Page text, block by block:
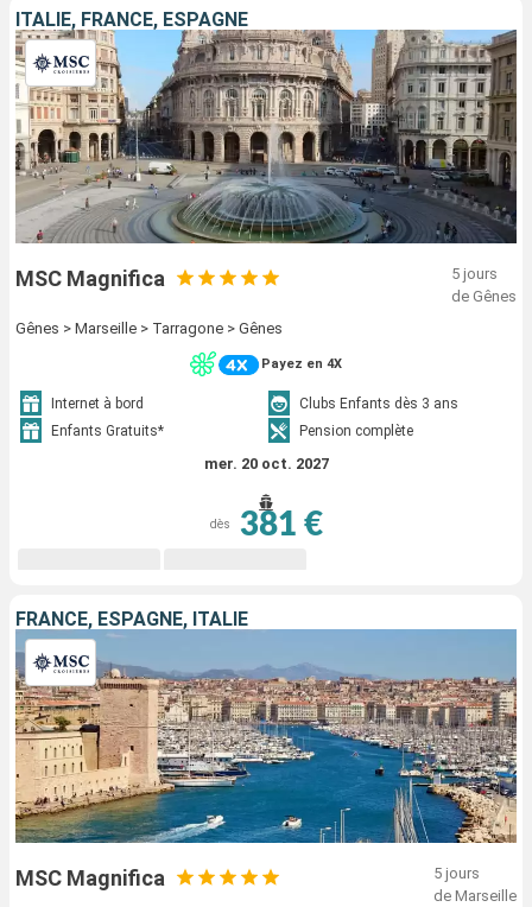
ITALIE, FRANCE, ESPAGNE
MSC Magnifica
5 jours
de Gênes
Gênes > Marseille > Tarragone > Gênes
Payez en 4X
Internet à bord
Clubs Enfants dès 3 ans
Enfants Gratuits*
Pension complète
mer. 20 oct. 2027
dès 381 €
FRANCE, ESPAGNE, ITALIE
MSC Magnifica
5 jours
de Marseille